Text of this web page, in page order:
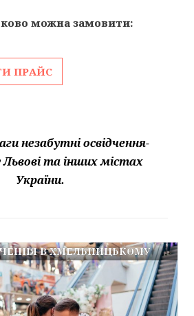
можна замовити:
ПРАЙС
незабутні освідчення-
Львові та інших містах
України.
В ХМЕЛЬНИЦЬКОМУ